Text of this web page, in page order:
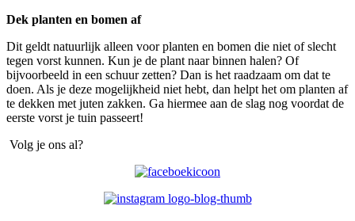
Dek planten en bomen af
Dit geldt natuurlijk alleen voor planten en bomen die niet of slecht
tegen vorst kunnen. Kun je de plant naar binnen halen? Of
bijvoorbeeld in een schuur zetten? Dan is het raadzaam om dat te
doen. Als je deze mogelijkheid niet hebt, dan helpt het om planten af
te dekken met juten zakken. Ga hiermee aan de slag nog voordat de
eerste vorst je tuin passeert!
Volg je ons al?